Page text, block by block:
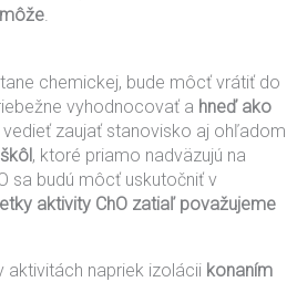
.
chemickej, bude môcť vrátiť do
vyhodnocovať a hneď ako
vedieť zaujať stanovisko aj ohľadom
, ktoré priamo nadväzujú na
sa budú môcť uskutočniť v
aktivity ChO zatiaľ považujeme
aktivitách napriek izolácii konaním